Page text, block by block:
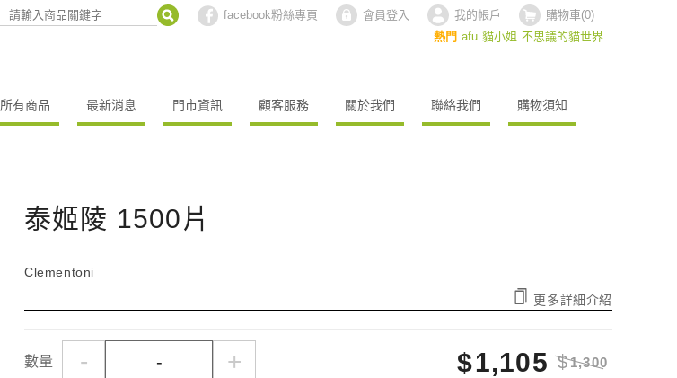
購物車(0)
我的帳戶
會員登入
facebook粉絲專頁
熱門 afu 貓小姐 不思議的貓世界
所有商品 最新消息 門市資訊 顧客服務 關於我們 聯絡我們 購物須知
泰姬陵 1500片
Clementoni
更多詳細介紹
數量 - + $1,105 $1,300